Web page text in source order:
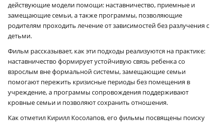
действующие модели помощи: наставничество, приемные и
замещающие семьи, а также программы, позволяющие
родителям проходить лечение от зависимостей без разлучения с
детьми.
Фильм рассказывает, как эти подходы реализуются на практике:
наставничество формирует устойчивую связь ребенка со
взрослым вне формальной системы, замещающие семьи
помогают пережить кризисные периоды без помещения в
учреждение, а программы сопровождения поддерживают
кровные семьи и позволяют сохранить отношения.
Как отметил Кирилл Косолапов, его фильмы посвящены поиску